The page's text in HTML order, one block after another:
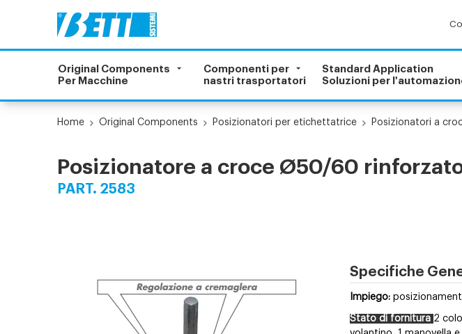
Original Components
Per Macchine
Componenti per
nastri trasportatori
Standard Application
Soluzioni per
Home Original Components Posizionatori per etichettatrice Posizionatori a
Posizionatore a croce Ø50/60
PART. 2583
Specifiche
Impiego:
Stato di fornitura 2